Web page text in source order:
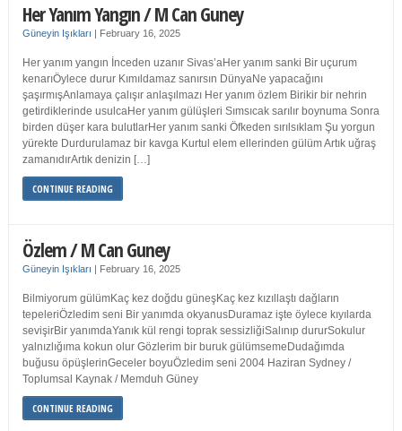
Her Yanım Yangın / M Can Guney
Güneyin Işıkları | February 16, 2025
Her yanım yangın İnceden uzanır Sivas’aHer yanım sanki Bir uçurum
kenarıÖylece durur Kımıldamaz sanırsın DünyaNe yapacağını
şaşırmışAnlamaya çalışır anlaşılmazı Her yanım özlem Birikir bir nehrin
getirdiklerinde usulcaHer yanım gülüşleri Sımsıcak sarılır boynuma Sonra
birden düşer kara bulutlarHer yanım sanki Öfkeden sırılsıklam Şu yorgun
yürekte Durdurulamaz bir kavga Kurtul elem ellerinden gülüm Artık uğraş
zamanıdırArtık denizin […]
CONTINUE READING
Özlem / M Can Guney
Güneyin Işıkları | February 16, 2025
Bilmiyorum gülümKaç kez doğdu güneşKaç kez kızıllaştı dağların
tepeleriÖzledim seni Bir yanımda okyanusDuramaz işte öylece kıyılarda
sevişirBir yanımdaYanık kül rengi toprak sessizliğiSalınıp dururSokulur
yalnızlığıma kokun olur Gözlerim bir buruk gülümsemeDudağımda
buğusu öpüşlerinGeceler boyuÖzledim seni 2004 Haziran Sydney /
Toplumsal Kaynak / Memduh Güney
CONTINUE READING